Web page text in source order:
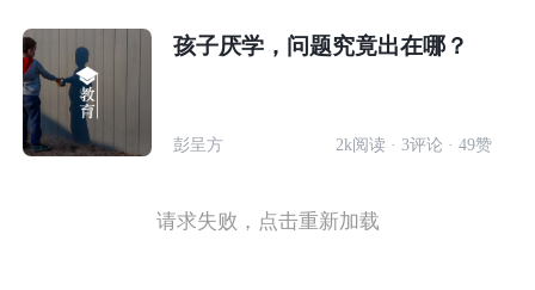
孩子厌学，问题究竟出在哪？
彭呈方 2k阅读 · 3评论 · 49赞
请求失败，点击重新加载